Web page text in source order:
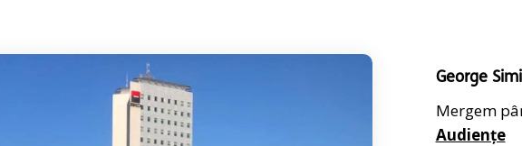
George
Mergem
Audiențe